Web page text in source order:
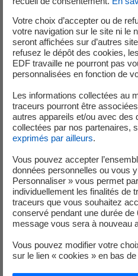
Publié le 01/10/2024
EDF s’engage au sein
pour une économie plus
Engagements RSE
Votre choix d’accepter ou de
votre navigation sur le site ni le
seront affichées sur d’autres
refusez le dépôt des cookies,
EDF travaille ne pourront pas
personnalisées en fonction de
Les informations collectées au
traceurs pourront être
autres appareils et/ou avec des
collectées par nos partenaires,
exprimés par ailleurs.
Vous pouvez accepter
données personnelles ou vous
Personnaliser » vous permet
individuellement les finalités de
traceurs que vous souhaitez
conservé pendant une durée de
message vous sera à nouveau
Vous pouvez modifier votre
sur le lien « cookies » en bas de